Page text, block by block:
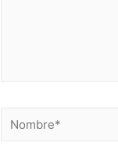
Nombre*